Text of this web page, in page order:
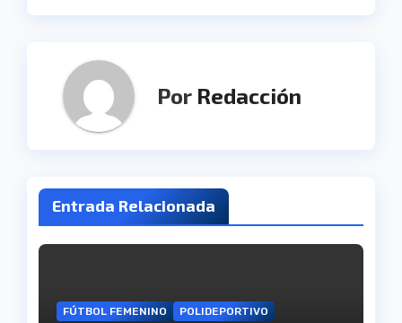
Por Redacción
Entrada Relacionada
FÚTBOL FEMENINO POLIDEPORTIVO